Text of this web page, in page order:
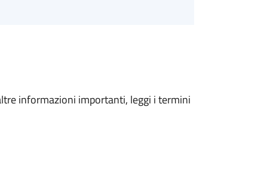
informazioni importanti, leggi i termini